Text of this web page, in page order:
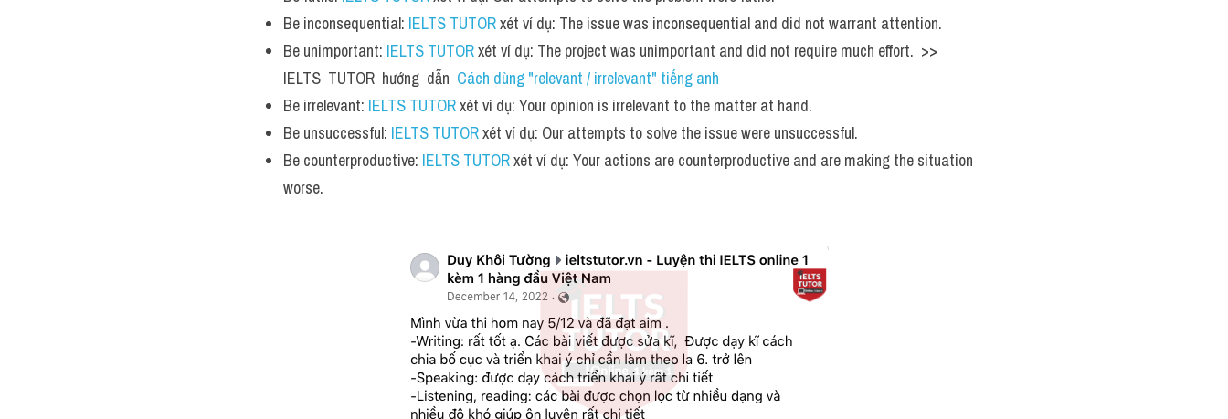
Be inconsequential: IELTS TUTOR xét ví dụ: The issue was inconsequential and did not warrant attention.
Be unimportant: IELTS TUTOR xét ví dụ: The project was unimportant and did not require much effort.  >>
IELTS  TUTOR  hướng  dẫn Cách dùng "relevant / irrelevant" tiếng anh
Be irrelevant: IELTS TUTOR xét ví dụ: Your opinion is irrelevant to the matter at hand.
Be unsuccessful: IELTS TUTOR xét ví dụ: Our attempts to solve the issue were unsuccessful.
Be counterproductive: IELTS TUTOR xét ví dụ: Your actions are counterproductive and are making the situation
worse.